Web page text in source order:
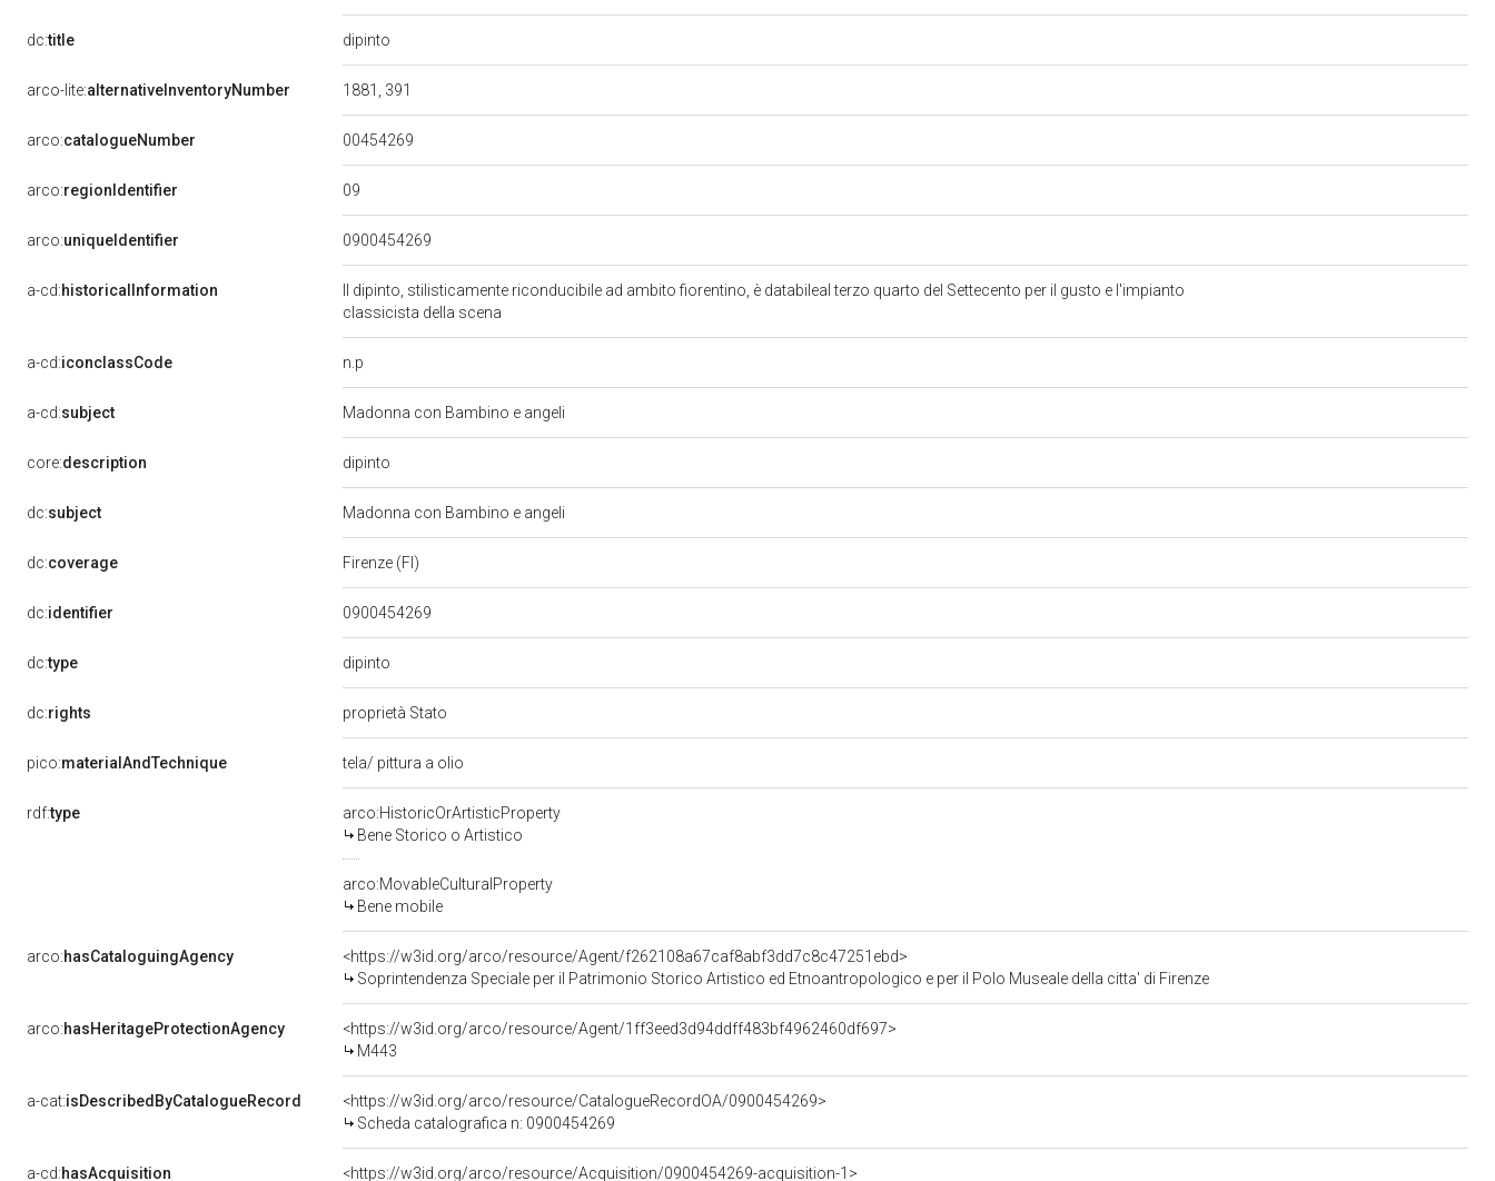
dc:title dipinto
arco-lite:alternativeInventoryNumber 1881, 391
arco:catalogueNumber 00454269
arco:regionIdentifier 09
arco:uniqueIdentifier 0900454269
a-cd:historicalInformation
Il dipinto, stilisticamente riconducibile ad ambito fiorentino, è databileal terzo quarto del Settecento per il gusto e l'impianto
classicista della scena
a-cd:iconclassCode n.p
a-cd:subject Madonna con Bambino e angeli
core:description dipinto
dc:subject Madonna con Bambino e angeli
dc:coverage Firenze (FI)
dc:identifier 0900454269
dc:type dipinto
dc:rights proprietà Stato
pico:materialAndTechnique tela/ pittura a olio
rdf:type
arco:HistoricOrArtisticProperty
Bene Storico o Artistico
arco:MovableCulturalProperty
Bene mobile
arco:hasCataloguingAgency
<https://w3id.org/arco/resource/Agent/f262108a67caf8abf3dd7c8c47251ebd>
Soprintendenza Speciale per il Patrimonio Storico Artistico ed Etnoantropologico e per il Polo Museale della citta' di Firenze
arco:hasHeritageProtectionAgency
<https://w3id.org/arco/resource/Agent/1ff3eed3d94ddff483bf4962460df697>
M443
a-cat:isDescribedByCatalogueRecord
<https://w3id.org/arco/resource/CatalogueRecordOA/0900454269>
Scheda catalografica n: 0900454269
a-cd:hasAcquisition
<https://w3id.org/arco/resource/Acquisition/0900454269-acquisition-1>